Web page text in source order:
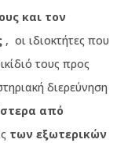
και τον
, οι ιδιοκτήτες που
τους προς
διερεύνηση
από
των εξωτερικών